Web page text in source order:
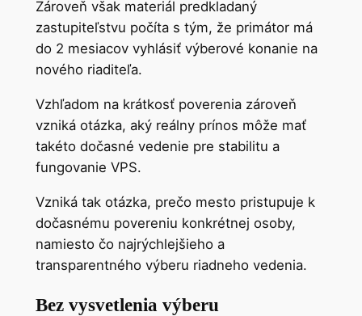
Zároveň však materiál predkladaný
zastupiteľstvu počíta s tým, že primátor má
do 2 mesiacov vyhlásiť výberové konanie na
nového riaditeľa.
Vzhľadom na krátkosť poverenia zároveň
vzniká otázka, aký reálny prínos môže mať
takéto dočasné vedenie pre stabilitu a
fungovanie VPS.
Vzniká tak otázka, prečo mesto pristupuje k
dočasnému povereniu konkrétnej osoby,
namiesto čo najrýchlejšieho a
transparentného výberu riadneho vedenia.
Bez vysvetlenia výberu